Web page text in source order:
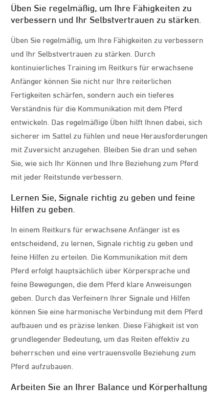
Üben Sie regelmäßig, um Ihre Fähigkeiten zu
verbessern und Ihr Selbstvertrauen zu stärken.
Üben Sie regelmäßig, um Ihre Fähigkeiten zu verbessern
und Ihr Selbstvertrauen zu stärken. Durch
kontinuierliches Training im Reitkurs für erwachsene
Anfänger können Sie nicht nur Ihre reiterlichen
Fertigkeiten schärfen, sondern auch ein tieferes
Verständnis für die Kommunikation mit dem Pferd
entwickeln. Das regelmäßige Üben hilft Ihnen dabei, sich
sicherer im Sattel zu fühlen und neue Herausforderungen
mit Zuversicht anzugehen. Bleiben Sie dran und sehen
Sie, wie sich Ihr Können und Ihre Beziehung zum Pferd
mit jeder Reitstunde verbessern.
Lernen Sie, Signale richtig zu geben und feine
Hilfen zu geben.
In einem Reitkurs für erwachsene Anfänger ist es
entscheidend, zu lernen, Signale richtig zu geben und
feine Hilfen zu erteilen. Die Kommunikation mit dem
Pferd erfolgt hauptsächlich über Körpersprache und
feine Bewegungen, die dem Pferd klare Anweisungen
geben. Durch das Verfeinern Ihrer Signale und Hilfen
können Sie eine harmonische Verbindung mit dem Pferd
aufbauen und es präzise lenken. Diese Fähigkeit ist von
grundlegender Bedeutung, um das Reiten effektiv zu
beherrschen und eine vertrauensvolle Beziehung zum
Pferd aufzubauen.
Arbeiten Sie an Ihrer Balance und Körperhaltung